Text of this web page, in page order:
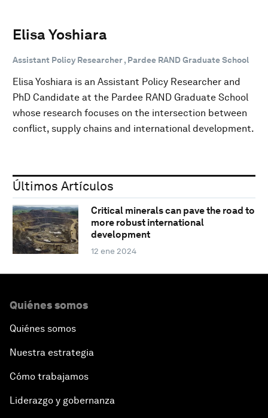
Elisa Yoshiara
Assistant Policy Researcher , Pardee RAND Graduate School
Elisa Yoshiara is an Assistant Policy Researcher and
PhD Candidate at the Pardee RAND Graduate School
whose research focuses on the intersection between
conflict, supply chains and international development.
Últimos Artículos
Critical minerals can pave the road to
more robust international
development
12 ene 2024
Quiénes somos
Quiénes somos
Nuestra estrategia
Cómo trabajamos
Liderazgo y gobernanza